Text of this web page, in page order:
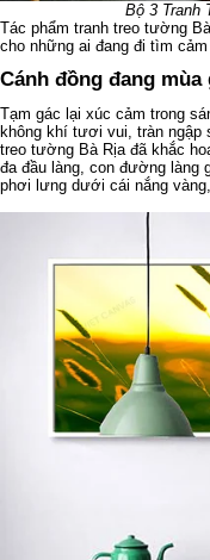
Bộ 3 Tranh
Tác phẩm tranh treo tường
cho những ai đang đi tìm
Cánh đồng đang
Tạm gác lại xúc cảm trong
không khí tươi vui, tràn ngập
treo tường Bà Rịa đã khắc
đa đầu làng, con đường làng
phơi lưng dưới cái nắng